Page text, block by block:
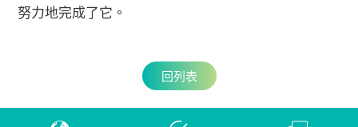
努力地完成了它。
回列表